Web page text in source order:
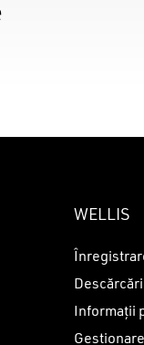
WELLIS
Informații